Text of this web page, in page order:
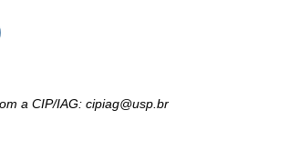
a CIP/IAG: cipiag@usp.br